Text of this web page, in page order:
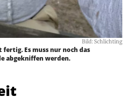
Bild: Schlichting
Es muss nur noch das
abgekniffen werden.